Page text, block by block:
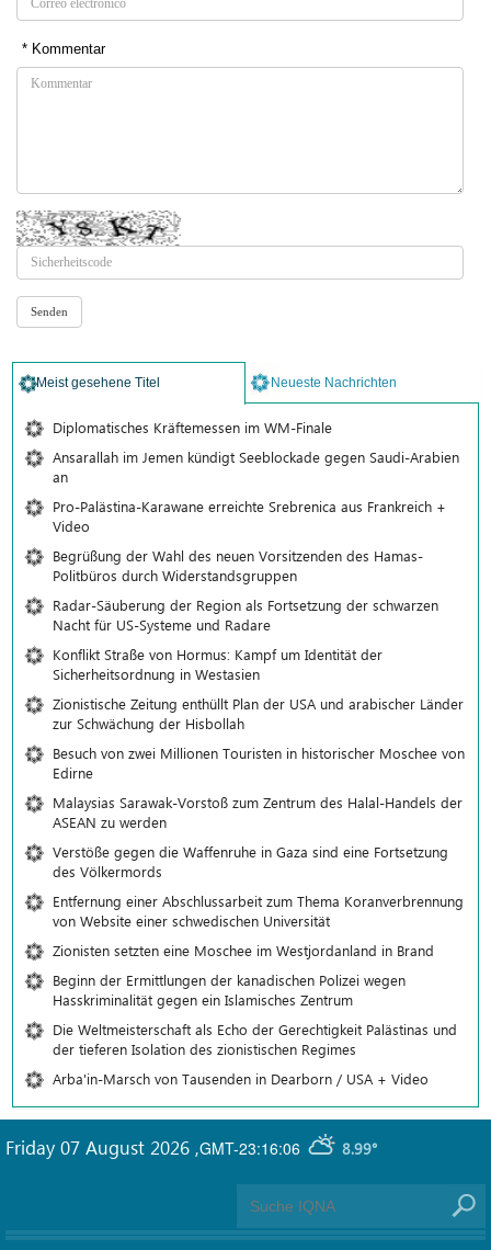
* Kommentar
Meist gesehene Titel Neueste Nachrichten
Diplomatisches Kräftemessen im WM-Finale
Ansarallah im Jemen kündigt Seeblockade gegen Saudi-Arabien
an
Pro-Palästina-Karawane erreichte Srebrenica aus Frankreich +
Video
Begrüßung der Wahl des neuen Vorsitzenden des Hamas-
Politbüros durch Widerstandsgruppen
Radar-Säuberung der Region als Fortsetzung der schwarzen
Nacht für US-Systeme und Radare
Konflikt Straße von Hormus: Kampf um Identität der
Sicherheitsordnung in Westasien
Zionistische Zeitung enthüllt Plan der USA und arabischer Länder
zur Schwächung der Hisbollah
Besuch von zwei Millionen Touristen in historischer Moschee von
Edirne
Malaysias Sarawak-Vorstoß zum Zentrum des Halal-Handels der
ASEAN zu werden
Verstöße gegen die Waffenruhe in Gaza sind eine Fortsetzung
des Völkermords
Entfernung einer Abschlussarbeit zum Thema Koranverbrennung
von Website einer schwedischen Universität
Zionisten setzten eine Moschee im Westjordanland in Brand
Beginn der Ermittlungen der kanadischen Polizei wegen
Hasskriminalität gegen ein Islamisches Zentrum
Die Weltmeisterschaft als Echo der Gerechtigkeit Palästinas und
der tieferen Isolation des zionistischen Regimes
Arba'in-Marsch von Tausenden in Dearborn / USA + Video
GMT-23:16:06 8.99°
Friday 07 August 2026 ,